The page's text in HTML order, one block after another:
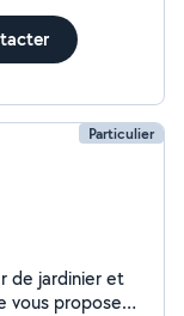
une
Particulier
de jardinier et
vous propose